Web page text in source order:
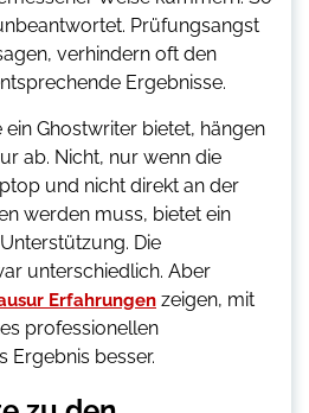
Prüfungsangst
verhindern oft den
Ergebnisse.
ein Ghostwriter bietet, hängen
ab. Nicht, nur wenn die
und nicht direkt an der
werden muss, bietet ein
Die
unterschiedlich. Aber
Erfahrungen zeigen, mit
professionellen
Ergebnis besser.